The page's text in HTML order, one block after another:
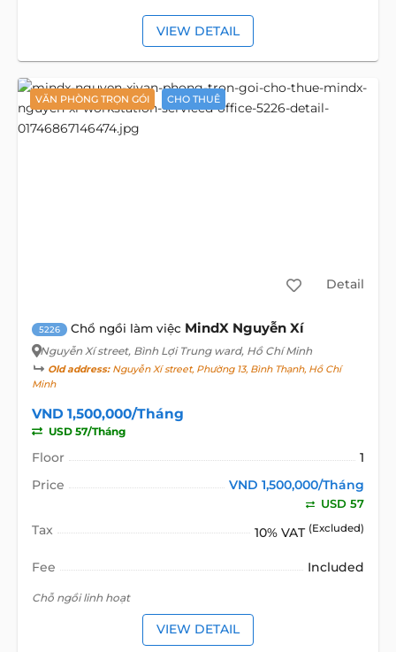
VIEW DETAIL
VĂN PHÒNG TRỌN GÓI CHO THUÊ
Detail
5226 Chổ ngồi làm việc MindX Nguyễn Xí
Nguyễn Xí street, Bình Lợi Trung ward, Hồ Chí Minh
Old address:Nguyễn Xí street, Phường 13, Bình Thạnh, Hồ Chí
Minh
VND 1,500,000/Tháng
USD 57/Tháng
Floor
1
Price
VND 1,500,000/Tháng
USD 57
Tax 10% VAT (Excluded)
Fee Included
Chỗ ngồi linh hoạt
VIEW DETAIL